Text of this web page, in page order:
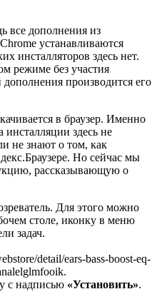
все дополнения из
устанавливаются
инсталляторов здесь нет.
режиме без участия
дополнения производится его
в браузер. Именно
инсталляции здесь не
не знают о том, как
Но сейчас мы
рассказывающую о
Для этого можно
столе, иконку в меню
задач.
detail/ears-bass-boost-eq-
с надписью «Установить».